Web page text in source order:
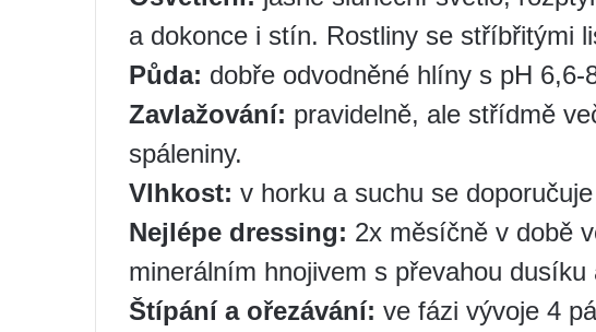
a dokonce i stín. Rostliny se stříbřitými
Půda: dobře odvodněné hlíny s pH 6,6-
Zavlažování: pravidelně, ale střídmě
spáleniny.
Vlhkost: v horku a suchu se
Nejlépe dressing: 2x měsíčně v době
minerálním hnojivem s převahou dusíku
Štípání a ořezávání: ve fázi vývoje 4